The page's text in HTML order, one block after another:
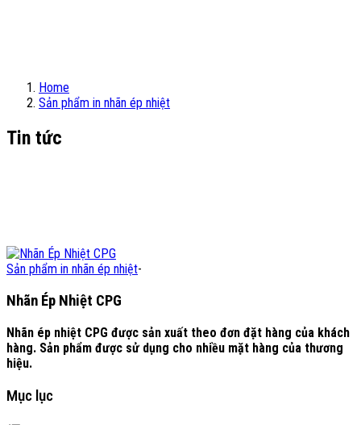
Home
Sản phẩm in nhãn ép nhiệt
Tin tức
Sản phẩm in nhãn ép nhiệt-
Nhãn Ép Nhiệt CPG
Nhãn ép nhiệt CPG được sản xuất theo đơn đặt hàng của khách
hàng. Sản phẩm được sử dụng cho nhiều mặt hàng của thương
hiệu.
Mục lục